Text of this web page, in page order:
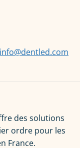
info@dentled.com
des solutions
ordre pour les
France.